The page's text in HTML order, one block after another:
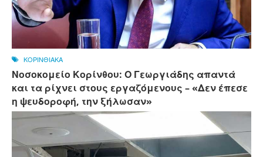
ΚΟΡΙΝΘΙΑΚΑ
Νοσοκομείο Κορίνθου: Ο Γεωργιάδης απαντά
και τα ρίχνει στους εργαζόμενους – «Δεν έπεσε
η ψευδοροφή, την ξήλωσαν»